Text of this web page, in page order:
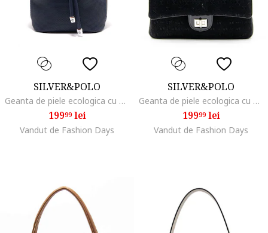
SILVER&POLO
Geanta de piele ecologica cu bareta de umar, Albastru ultramarin
19999lei
Vandut de Fashion Days
SILVER&POLO
Geanta de piele ecologica cu bareta de umar si detalii in relief, Negru
19999lei
Vandut de Fashion Days